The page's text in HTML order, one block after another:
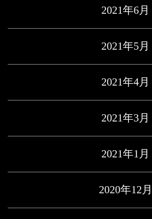
2021年6月
2021年5月
2021年4月
2021年3月
2021年1月
2020年12月